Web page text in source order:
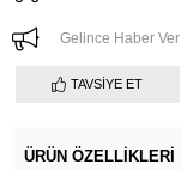
Gelince Haber Ver
TAVSIYE ET
ÜRÜN ÖZELLIKLERI